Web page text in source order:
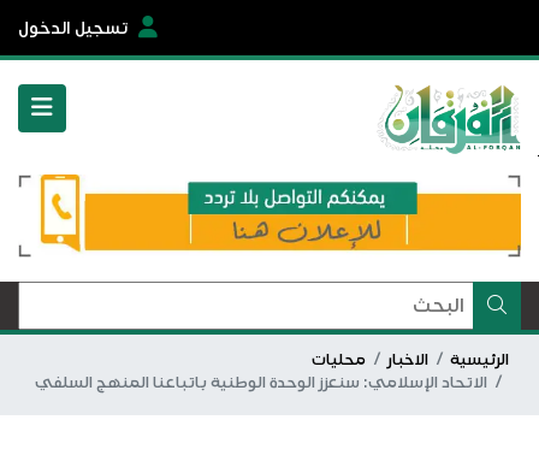
تسجيل الدخول
الرئيسية الاخبار
محليات
الاتحاد الإسلامي: سنعزز الوحدة الوطنية باتباعنا المنهج السلفي